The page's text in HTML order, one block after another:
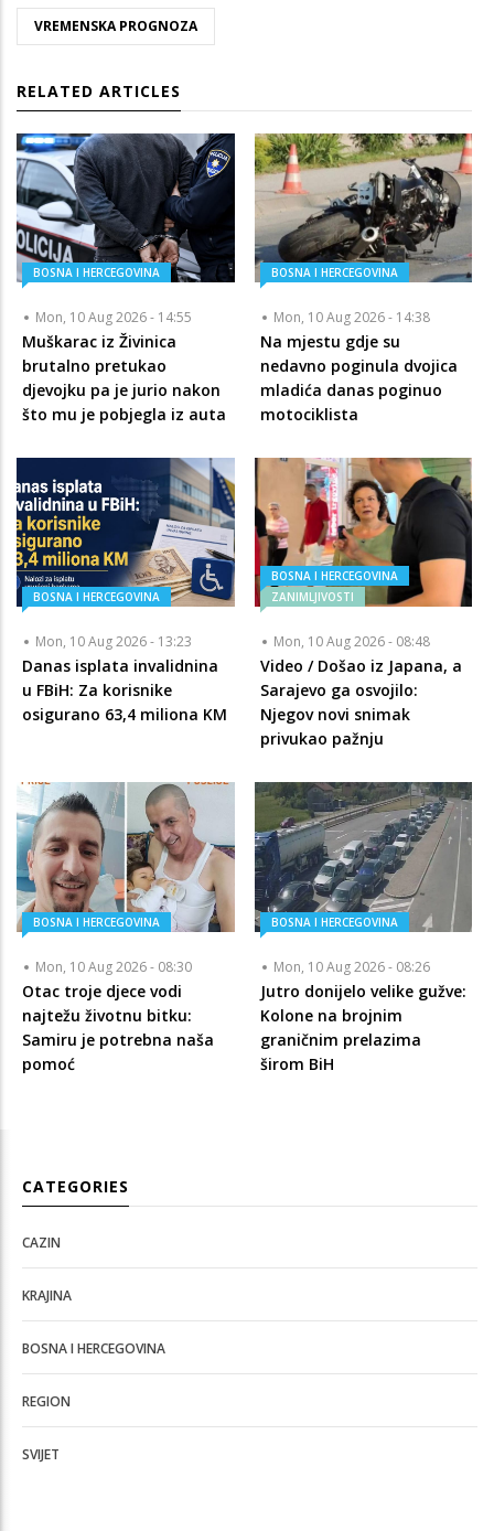
VREMENSKA PROGNOZA
RELATED ARTICLES
BOSNA I HERCEGOVINA
Mon, 10 Aug 2026 - 14:55
Muškarac iz Živinica
brutalno pretukao
djevojku pa je jurio nakon
što mu je pobjegla iz auta
BOSNA I HERCEGOVINA
Mon, 10 Aug 2026 - 14:38
Na mjestu gdje su
nedavno poginula dvojica
mladića danas poginuo
motociklista
BOSNA I HERCEGOVINA
Mon, 10 Aug 2026 - 13:23
Danas isplata invalidnina
u FBiH: Za korisnike
osigurano 63,4 miliona KM
BOSNA I HERCEGOVINA
ZANIMLJIVOSTI
Mon, 10 Aug 2026 - 08:48
Video / Došao iz Japana, a
Sarajevo ga osvojilo:
Njegov novi snimak
privukao pažnju
BOSNA I HERCEGOVINA
Mon, 10 Aug 2026 - 08:30
Otac troje djece vodi
najtežu životnu bitku:
Samiru je potrebna naša
pomoć
BOSNA I HERCEGOVINA
Mon, 10 Aug 2026 - 08:26
Jutro donijelo velike gužve:
Kolone na brojnim
graničnim prelazima
širom BiH
CATEGORIES
CAZIN
KRAJINA
BOSNA I HERCEGOVINA
REGION
SVIJET